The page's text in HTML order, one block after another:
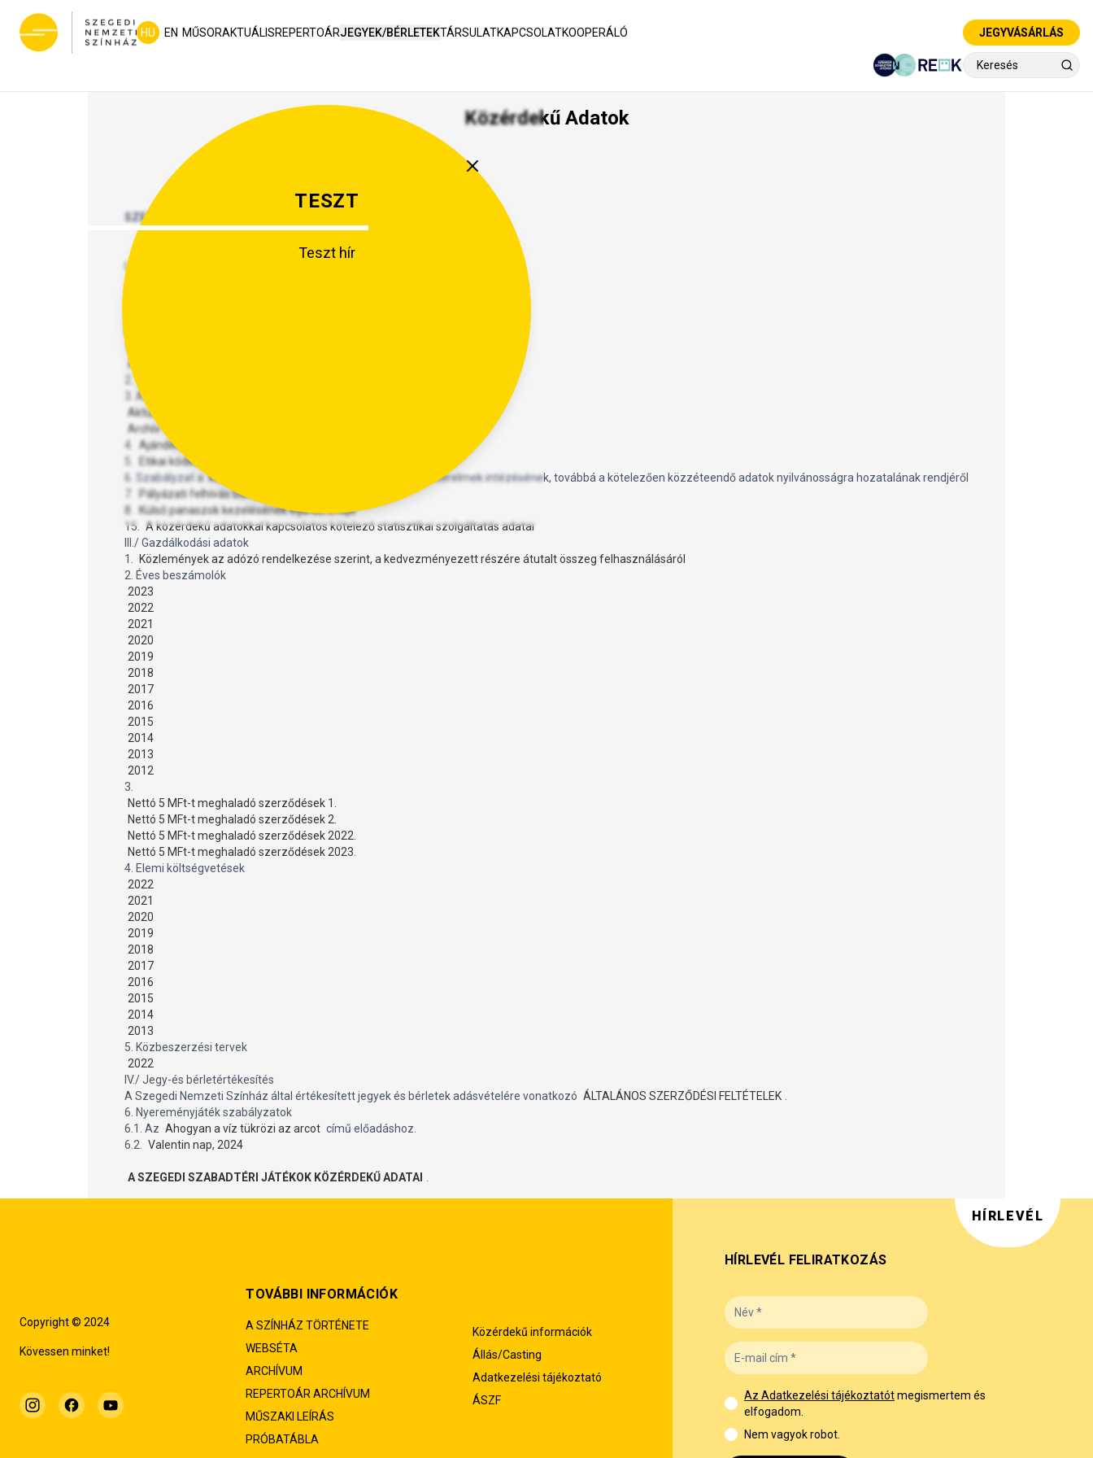
HU EN MŰSORAKTUÁLISREPERTOÁRJEGYEK/BÉRLETEKTÁRSULATKAPCSOLATKOOPERÁLÓ JEGYVÁSÁRLÁS
TESZT
Teszt hír
Közérdekű Adatok
SZEGEDI NEMZETI SZÍNHÁZ
I./ Szervezeti, személyzeti adatok
1. Alapító okiratok
Alapító okirat (hatályos)
2.
3. Adatkezelési tájékoztató
Aktuális
Archív
4.
Ajándékutalvány felhasználási szabályzat
Etikai kódex és eljárásrend
6. Szabályzat a közérdekű adatok
megismerésére irányuló kérelmek intézésének, továbbá a kötelezően közzéteendő adatok nyilvánosságra hozatalának rendjéről
7.
Pályázati felhívás büfé üzemeltetésére
8.
Külső panaszok kezelésének eljárásrendje
15.
A közérdekű adatokkal kapcsolatos kötelező statisztikai szolgáltatás adatai
III./ Gazdálkodási adatok
1.
Közlemények az adózó rendelkezése szerint, a kedvezményezett részére átutalt összeg felhasználásáról
2. Éves beszámolók
2023
2022
2021
2020
2019
2018
2017
2016
2015
2014
2013
2012
3.
Nettó 5 MFt-t meghaladó szerződések 1.
Nettó 5 MFt-t meghaladó szerződések 2.
Nettó 5 MFt-t meghaladó szerződések 2022.
Nettó 5 MFt-t meghaladó szerződések 2023.
4. Elemi költségvetések
2022
2021
2020
2019
2018
2017
2016
2015
2014
2013
5. Közbeszerzési tervek
2022
IV./ Jegy-és bérletértékesítés
A Szegedi Nemzeti Színház által értékesített jegyek és bérletek adásvételére vonatkozó ÁLTALÁNOS SZERZŐDÉSI FELTÉTELEK
6. Nyereményjáték szabályzatok
6.1. Az Ahogyan a víz tükrözi az arcot című előadáshoz.
6.2.
Valentin nap, 2024
A SZEGEDI SZABADTÉRI JÁTÉKOK KÖZÉRDEKŰ ADATAI
Copyright © 2024
Kövessen minket!
TOVÁBBI INFORMÁCIÓK
A SZÍNHÁZ TÖRTÉNETE
WEBSÉTA
ARCHÍVUM
REPERTOÁR ARCHÍVUM
MŰSZAKI LEÍRÁS
PRÓBATÁBLA
Közérdekű információk
Állás/Casting
Adatkezelési tájékoztató
ÁSZF
HÍRLEVÉL
HÍRLEVÉL FELIRATKOZÁS
Az Adatkezelési tájékoztatótmegismertem és
elfogadom.
Nem vagyok robot.